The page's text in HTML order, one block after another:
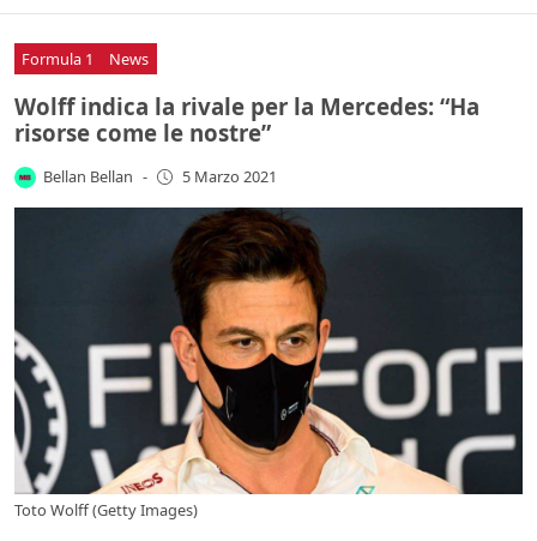
Formula 1 News
Wolff indica la rivale per la Mercedes: “Ha
risorse come le nostre”
Bellan Bellan - 5 Marzo 2021
Toto Wolff (Getty Images)